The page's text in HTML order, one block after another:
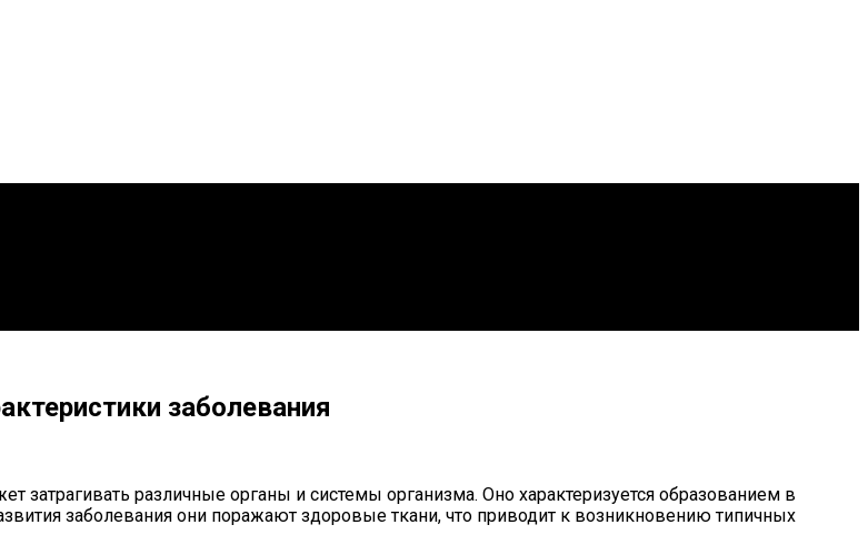
заболевания
затрагивать различные органы и системы организма. Оно характеризуется образованием в
заболевания они поражают здоровые ткани, что приводит к возникновению типичных